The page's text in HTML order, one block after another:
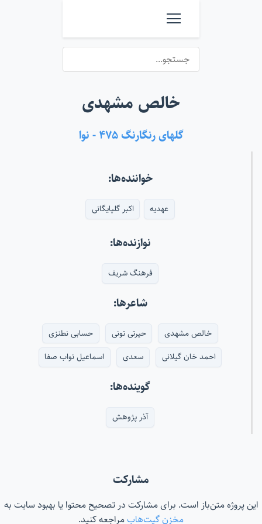
خالص مشهدی
گلهای رنگارنگ ۴۷۵ - نوا
خواننده‌ها:
عهدیه اکبر گلپایگانی
نوازنده‌ها:
فرهنگ شریف
شاعرها:
خالص مشهدی حیرتی تونی
حسابی نطنزی
احمد خان گیلانی
سعدی اسماعیل نواب صفا
گوینده‌ها:
آذر پژوهش
مشارکت
این پروژه متن‌باز است. برای مشارکت در تصحیح محتوا یا بهبود سایت به
مخزن گیت‌هابمراجعه کنید.